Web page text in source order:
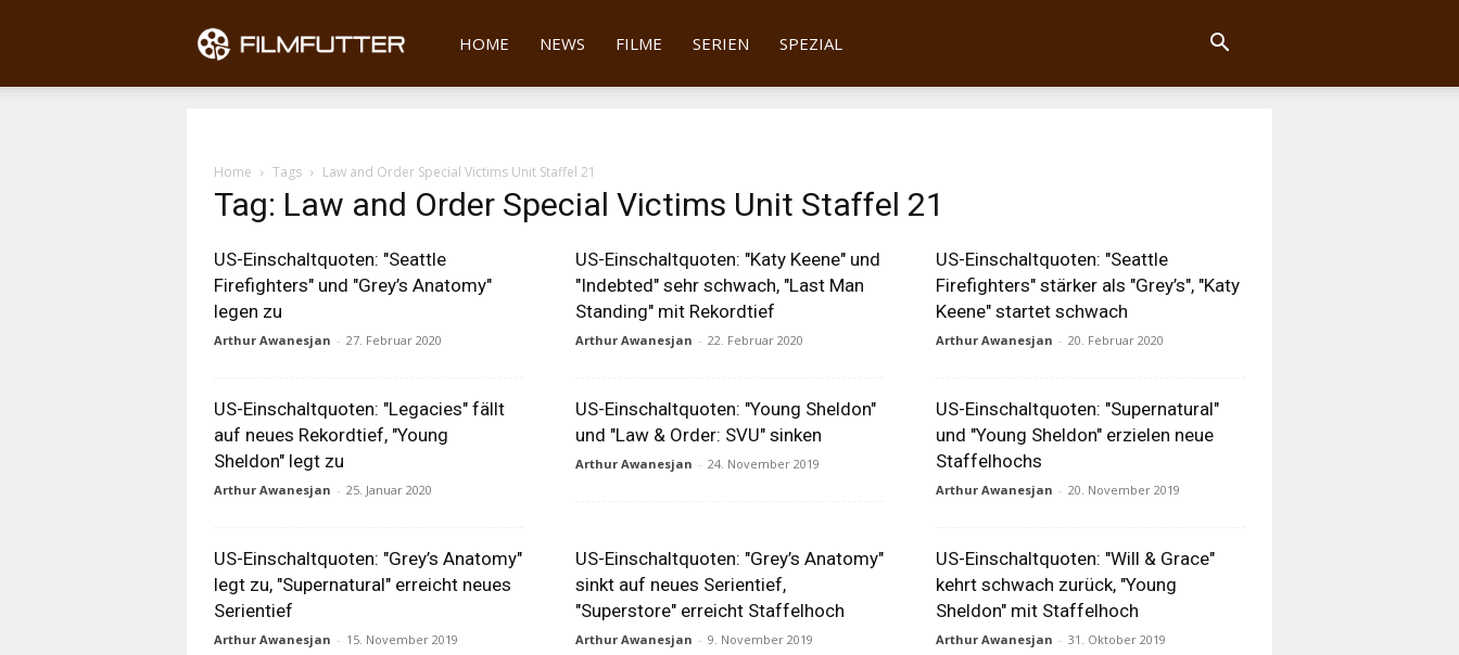
Filmfutter
HOME NEWS FILME SERIEN SPEZIAL
Home Tags Law and Order Special Victims Unit Staffel 21
Tag: Law and Order Special Victims Unit Staffel 21
US-Einschaltquoten: "Seattle
Firefighters" und "Grey’s Anatomy"
legen zu
Arthur Awanesjan - 27. Februar 2020
US-Einschaltquoten: "Katy Keene" und
"Indebted" sehr schwach, "Last Man
Standing" mit Rekordtief
Arthur Awanesjan - 22. Februar 2020
US-Einschaltquoten: "Seattle
Firefighters" stärker als "Grey’s", "Katy
Keene" startet schwach
Arthur Awanesjan - 20. Februar 2020
US-Einschaltquoten: "Legacies" fällt
auf neues Rekordtief, "Young
Sheldon" legt zu
Arthur Awanesjan - 25. Januar 2020
US-Einschaltquoten: "Young Sheldon"
und "Law & Order: SVU" sinken
Arthur Awanesjan - 24. November 2019
US-Einschaltquoten: "Supernatural"
und "Young Sheldon" erzielen neue
Staffelhochs
Arthur Awanesjan - 20. November 2019
US-Einschaltquoten: "Grey’s Anatomy"
legt zu, "Supernatural" erreicht neues
Serientief
Arthur Awanesjan - 15. November 2019
US-Einschaltquoten: "Grey’s Anatomy"
sinkt auf neues Serientief,
"Superstore" erreicht Staffelhoch
Arthur Awanesjan - 9. November 2019
US-Einschaltquoten: "Will & Grace"
kehrt schwach zurück, "Young
Sheldon" mit Staffelhoch
Arthur Awanesjan - 31. Oktober 2019